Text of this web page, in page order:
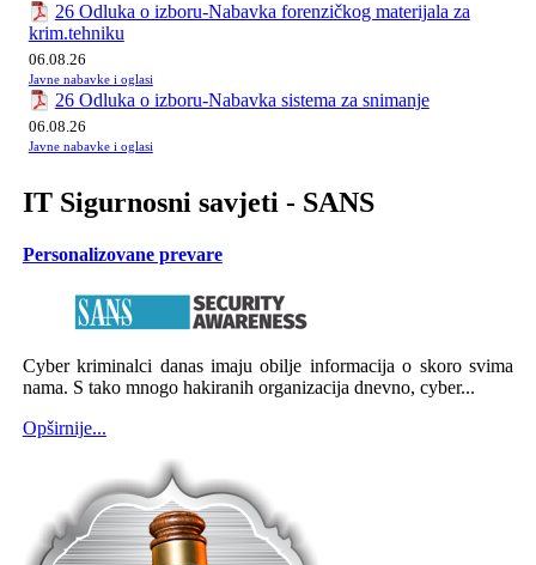
26 Odluka o izboru-Nabavka forenzičkog materijala za
krim.tehniku
06.08.26
Javne nabavke i oglasi
26 Odluka o izboru-Nabavka sistema za snimanje
06.08.26
Javne nabavke i oglasi
IT Sigurnosni savjeti - SANS
Personalizovane prevare
Cyber kriminalci danas imaju obilje informacija o skoro svima
nama. S tako mnogo hakiranih organizacija dnevno, cyber...
Opširnije...